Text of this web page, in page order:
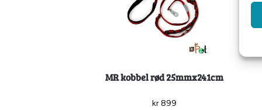
MR kobbel rød 25mmx241cm
kr899